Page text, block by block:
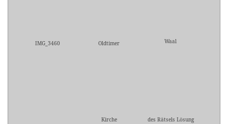
IMG_3460 Oldtimer Waal
Kirche des Rätsels Lösung